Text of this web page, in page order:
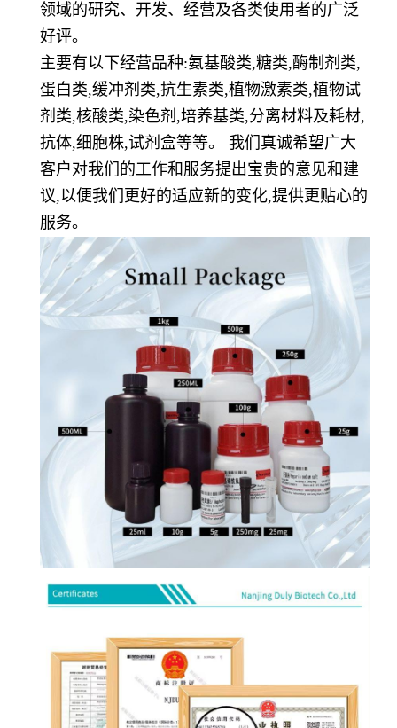
领域的研究、开发、经营及各类使用者的广泛
好评。
主要有以下经营品种:氨基酸类,糖类,酶制剂类,
蛋白类,缓冲剂类,抗生素类,植物激素类,植物试
剂类,核酸类,染色剂,培养基类,分离材料及耗材,
抗体,细胞株,试剂盒等等。 我们真诚希望广大
客户对我们的工作和服务提出宝贵的意见和建
议,以便我们更好的适应新的变化,提供更贴心的
服务。